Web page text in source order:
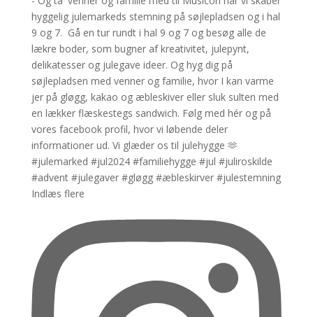
Indlæs flere